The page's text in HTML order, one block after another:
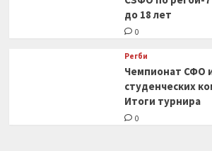
до 18 лет
0
Регби
Чемпионат СФО
студенческих
Итоги турнира
0